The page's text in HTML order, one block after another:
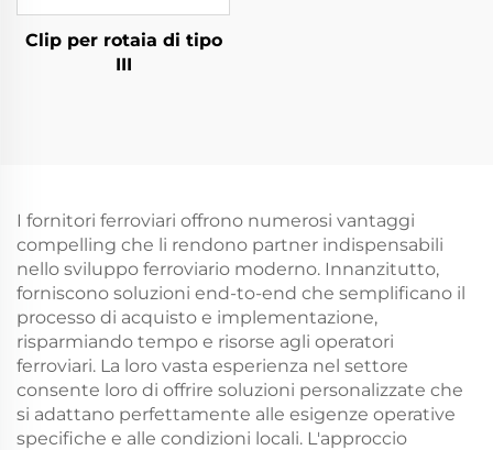
Clip per rotaia di tipo
III
I fornitori ferroviari offrono numerosi vantaggi
compelling che li rendono partner indispensabili
nello sviluppo ferroviario moderno. Innanzitutto,
forniscono soluzioni end-to-end che semplificano il
processo di acquisto e implementazione,
risparmiando tempo e risorse agli operatori
ferroviari. La loro vasta esperienza nel settore
consente loro di offrire soluzioni personalizzate che
si adattano perfettamente alle esigenze operative
specifiche e alle condizioni locali. L'approccio